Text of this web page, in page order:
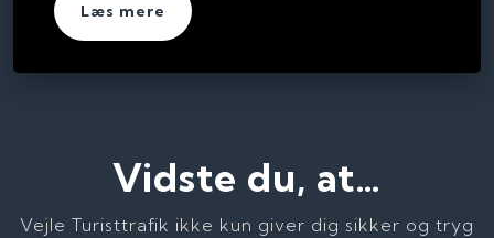
Læs mere​
Vidste du, at…
Vejle Turisttrafik ikke kun giver dig sikker og tryg